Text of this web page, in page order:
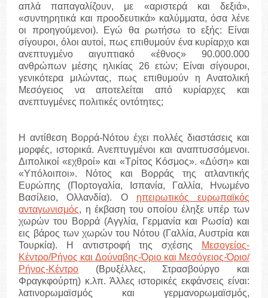
απλά παπαγαλίζουν, με «αριστερά και δεξιά»,
«συντηρητικά και προοδευτικά» καλύμματα, όσα λένε
οι προηγούμενοι). Εγώ θα ρωτήσω το εξής: Είναι
σίγουροι, όλοι αυτοί, πως επιθυμούν ένα κυρίαρχο και
ανεπτυγμένο αιγυπτιακό «έθνος» 90.000.000
ανθρώπων μέσης ηλικίας 26 ετών; Είναι σίγουροι,
γενικότερα μιλώντας, πως επιθυμούν η Ανατολική
Μεσόγειος να αποτελείται από κυρίαρχες και
ανεπτυγμένες πολιτικές οντότητες;
Η αντίθεση Βορρά-Νότου έχει πολλές διαστάσεις και
μορφές, ιστορικά. Ανεπτυγμένοι και αναπτυσσόμενοι.
Διπολικοί «εχθροί» και «Τρίτος Κόσμος». «Δύση» και
«Υπόλοιποι». Νότος και Βορράς της ατλαντικής
Ευρώπης (Πορτογαλία, Ισπανία, Γαλλία, Ηνωμένο
Βασίλειο, Ολλανδία). Ο ηπειρωτικός ευρωπαϊκός
ανταγωνισμός, η έκβαση του οποίου έληξε υπέρ των
χωρών του Βορρά (Αγγλία, Γερμανία και Ρωσία) και
εις βάρος των χωρών του Νότου (Γαλλία, Αυστρία και
Τουρκία). Η αντιστροφή της σχέσης
Μεσογείος-
Κέντρο/Ρήνος και Δούναβης-Όριο και Μεσόγειος-Όριο/
Ρήνος-Κέντρο (Βρυξέλλες, Στρασβούργο και
Φραγκφούρτη) κ.λπ. Άλλες ιστορικές εκφάνσεις είναι:
λατινορωμαϊσμός και γερμανορωμαϊσμός,